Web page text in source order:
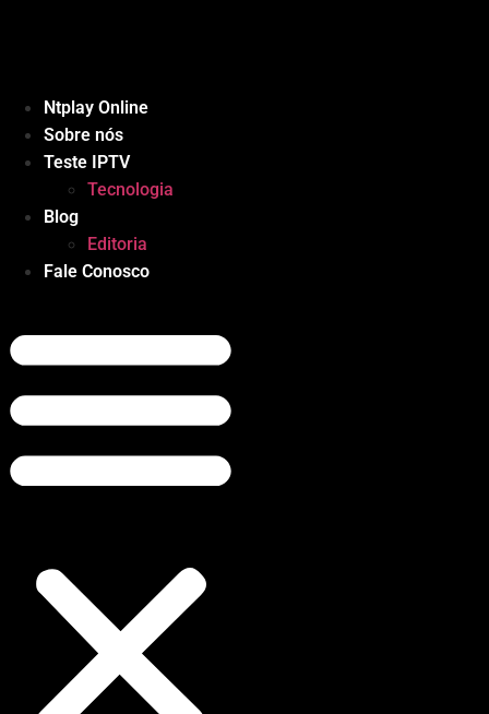
Ntplay Online
Sobre nós
Teste IPTV
Tecnologia
Blog
Editoria
Fale Conosco